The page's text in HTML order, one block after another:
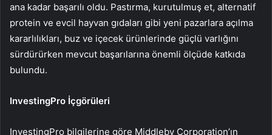
ana kadar başarılı oldu. Pastırma, kurutulmuş et, alternatif
protein ve evcil hayvan gıdaları gibi yeni pazarlara açılma
kararlılıkları, buz ve içecek ürünlerinde güçlü varlığını
sürdürürken mevcut başarılarına önemli ölçüde katkıda
bulundu.
InvestingPro İçgörüleri
InvestingPro bilgilerine göre Middleby Corporation’ın